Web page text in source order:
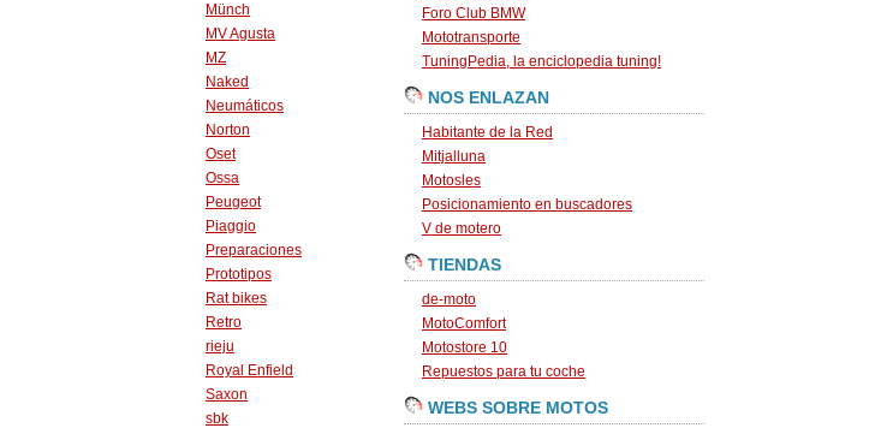
Münch
MV Agusta
MZ
Naked
Neumáticos
Norton
Oset
Ossa
Peugeot
Piaggio
Preparaciones
Prototipos
Rat bikes
Retro
rieju
Royal Enfield
Saxon
sbk
Foro Club BMW
Mototransporte
TuningPedia, la enciclopedia tuning!
NOS ENLAZAN
Habitante de la Red
Mitjalluna
Motosles
Posicionamiento en buscadores
V de motero
TIENDAS
de-moto
MotoComfort
Motostore 10
Repuestos para tu coche
WEBS SOBRE MOTOS